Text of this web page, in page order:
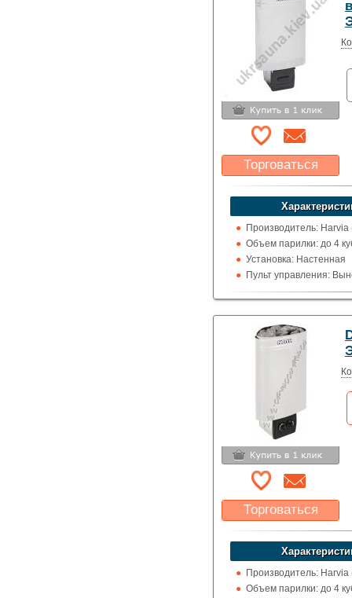
Торговаться
Какая цена Вас
устроит?
Указать цену
Производитель:
Объем парилки: до 4
Установка: Настенная
Пульт управления:
100 град.)
Тип кожуха: Классика
Торговаться
Какая цена Вас
устроит?
Указать цену
Производитель:
Объем парилки: до 4